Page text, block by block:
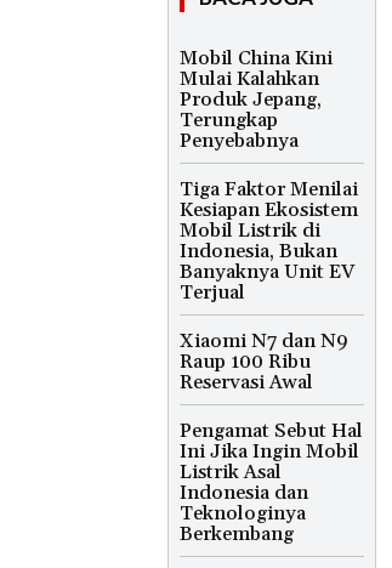
Mobil China Kini
Mulai Kalahkan
Produk Jepang,
Terungkap
Penyebabnya
Tiga Faktor Menilai
Kesiapan Ekosistem
Mobil Listrik di
Indonesia, Bukan
Banyaknya Unit EV
Terjual
Xiaomi N7 dan N9
Raup 100 Ribu
Reservasi Awal
Pengamat Sebut Hal
Ini Jika Ingin Mobil
Listrik Asal
Indonesia dan
Teknologinya
Berkembang